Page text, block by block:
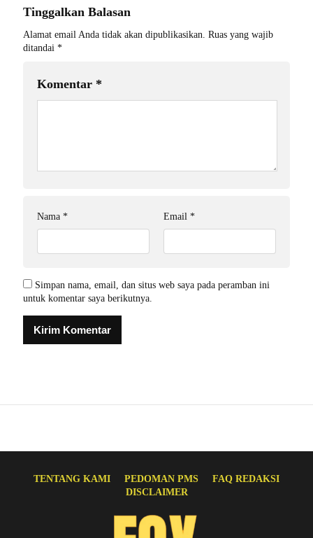
Tinggalkan Balasan
Alamat email Anda tidak akan dipublikasikan. Ruas yang wajib
ditandai *
Komentar *
Nama * Email *
Simpan nama, email, dan situs web saya pada peramban ini
untuk komentar saya berikutnya.
TENTANG KAMI PEDOMAN PMS
FAQ REDAKSI
DISCLAIMER